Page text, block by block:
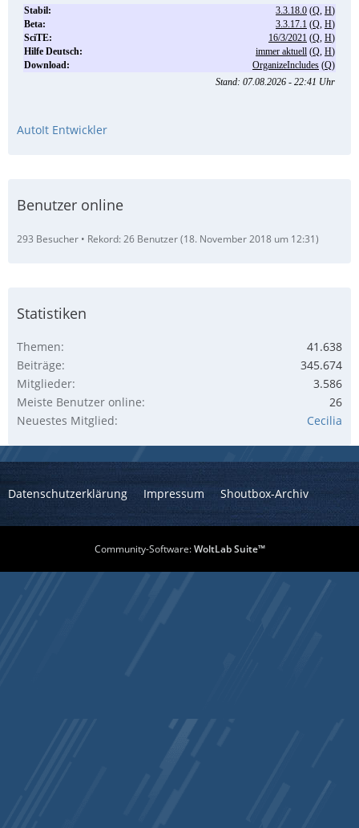
AutoIt Entwickler
Benutzer online
293 Besucher Rekord: 26 Benutzer (18. November 2018 um 12:31)
Statistiken
Themen
41.638
Beiträge
345.674
Mitglieder
3.586
Meiste Benutzer online
26
Neuestes Mitglied
Cecilia
Datenschutzerklärung Impressum Shoutbox-Archiv
Community-Software:WoltLab Suite™